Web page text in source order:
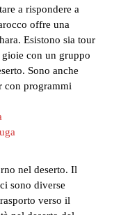
a rispondere a
offre una
Esistono sia tour
con un gruppo
Sono anche
con programmi
nel deserto. Il
sono diverse
verso il